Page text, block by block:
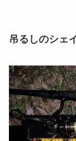
吊るしのシェ